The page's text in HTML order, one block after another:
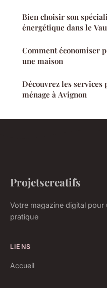
Bien choisir son
énergétique dans le
Comment économiser
une maison
Découvrez les services
ménage à Avignon
Projetscreatifs
Votre magazine digital
pratique
LIENS
Accueil